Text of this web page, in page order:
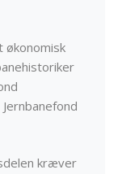
økonomisk
kræver